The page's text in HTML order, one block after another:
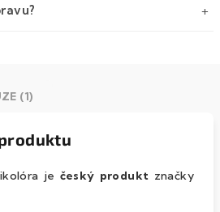
(1)
je český produkt značky